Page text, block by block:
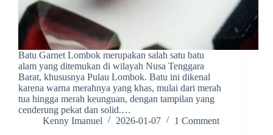
Batu Garnet Lombok merupakan salah satu batu
alam yang ditemukan di wilayah Nusa Tenggara
Barat, khususnya Pulau Lombok. Batu ini dikenal
karena warna merahnya yang khas, mulai dari merah
tua hingga merah keunguan, dengan tampilan yang
cenderung pekat dan solid.…
Kenny Imanuel
2026-01-07 1 Comment